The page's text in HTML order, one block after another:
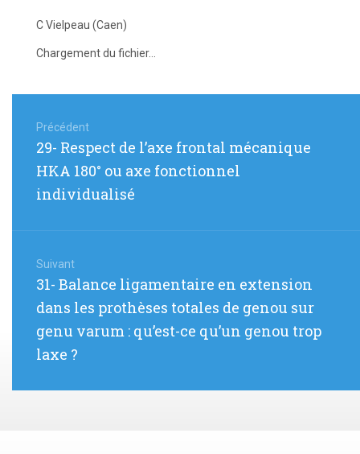
C Vielpeau (Caen)
Chargement du fichier...
de
l’article
Précédent
Article
:
29- Respect de l’axe frontal mécanique
HKA 180° ou axe fonctionnel
individualisé
Suivant
Article
:
31- Balance ligamentaire en extension
dans les prothèses totales de genou sur
genu varum : qu’est-ce qu’un genou trop
laxe ?